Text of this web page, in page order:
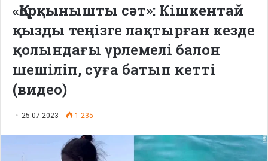
«Қорқынышты сәт»: Кішкентай
қызды теңізге лақтырған кезде
қолындағы үрлемелі балон
шешіліп, суға батып кетті
(видео)
25.07.2023 1 235